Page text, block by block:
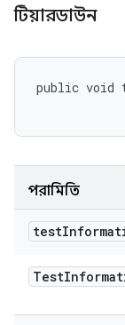
টিয়ারডাউন
public void
পরামিতি
test
Test